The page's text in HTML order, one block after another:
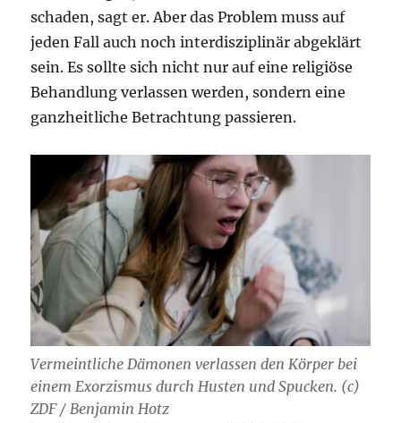
schaden, sagt er. Aber das Problem muss auf
jeden Fall auch noch interdisziplinär abgeklärt
sein. Es sollte sich nicht nur auf eine religiöse
Behandlung verlassen werden, sondern eine
ganzheitliche Betrachtung passieren.
Vermeintliche Dämonen verlassen den Körper bei
einem Exorzismus durch Husten und Spucken. (c)
ZDF / Benjamin Hotz